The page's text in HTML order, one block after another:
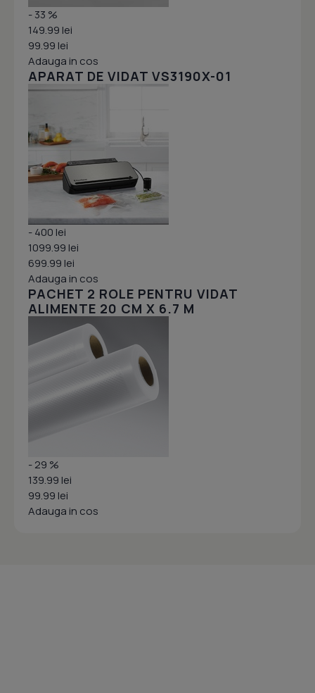
- 33 %
149.99 lei
99.99 lei
Adauga in cos
APARAT DE VIDAT VS3190X-01
- 400 lei
1099.99 lei
699.99 lei
Adauga in cos
PACHET 2 ROLE PENTRU VIDAT
ALIMENTE 20 CM X 6.7 M
- 29 %
139.99 lei
99.99 lei
Adauga in cos